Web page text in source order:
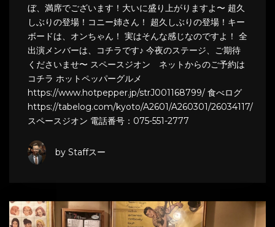
ぼ、満席でございます！大いに盛り上がりますよ〜 超久
しぶりの登場！コニー姉さん！ 超久しぶりの登場！キー
ボードは、オンちゃん！ 実はそんな感じなのですよ！ 全
出演メンバーは、コチラです♪ 今夜のステージ、ご期待
くださいませ〜 スペースジオン ネットからのご予約は
コチラ ホットペッパーグルメ
https://www.hotpepper.jp/strJ001168799/ 食べログ
https://tabelog.com/kyoto/A2601/A260301/26034117/
スペースジオン 電話番号：075-551-2777
by Staffスー